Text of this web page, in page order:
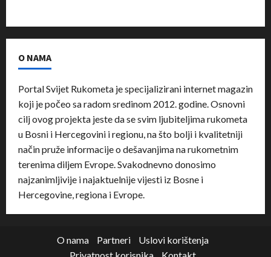
O NAMA
Portal Svijet Rukometa je specijalizirani internet magazin
koji je počeo sa radom sredinom 2012. godine. Osnovni
cilj ovog projekta jeste da se svim ljubiteljima rukometa
u Bosni i Hercegovini i regionu, na što bolji i kvalitetniji
način pruže informacije o dešavanjima na rukometnim
terenima diljem Evrope. Svakodnevno donosimo
najzanimljivije i najaktuelnije vijesti iz Bosne i
Hercegovine, regiona i Evrope.
O nama Partneri
Uslovi korištenja